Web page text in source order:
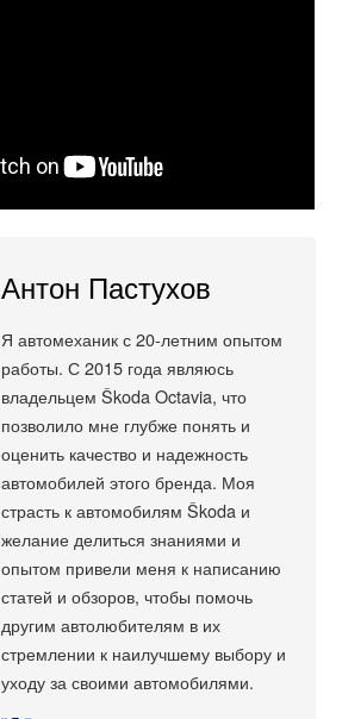
Антон Пастухов
Я автомеханик с 20-летним опытом
работы. С 2015 года являюсь
владельцем Škoda Octavia, что
позволило мне глубже понять и
оценить качество и надежность
автомобилей этого бренда. Моя
страсть к автомобилям Škoda и
желание делиться знаниями и
опытом привели меня к написанию
статей и обзоров, чтобы помочь
другим автолюбителям в их
стремлении к наилучшему выбору и
уходу за своими автомобилями.